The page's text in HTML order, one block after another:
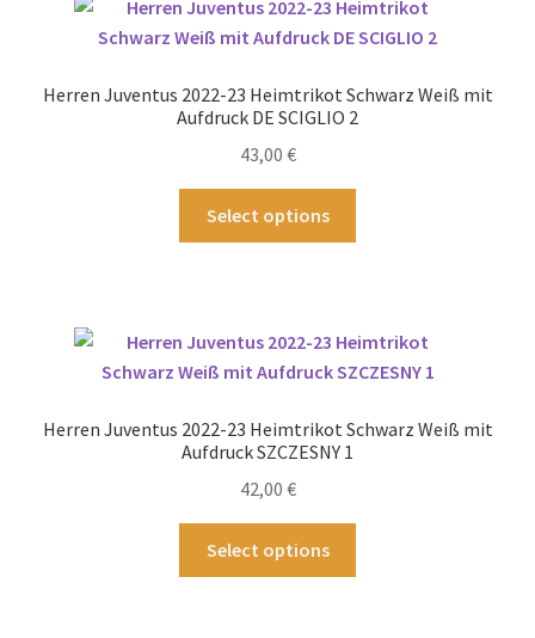
auf.
Die
können
Produktseite
Herren Juventus 2022-23 Heimtrikot Schwarz Weiß mit
Aufdruck DE SCIGLIO 2
43,00 €
Select options
auf.
Die
können
Produktseite
Herren Juventus 2022-23 Heimtrikot Schwarz Weiß mit
Aufdruck SZCZESNY 1
42,00 €
Select options